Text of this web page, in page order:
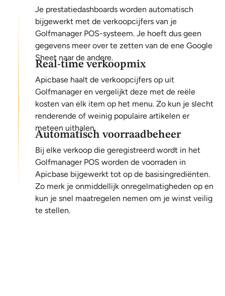
Je prestatiedashboards worden automatisch
bijgewerkt met de verkoopcijfers van je
Golfmanager POS-systeem. Je hoeft dus geen
gegevens meer over te zetten van de ene Google
Sheet naar de andere.
Real-time verkoopmix
Apicbase haalt de verkoopcijfers op uit
Golfmanager en vergelijkt deze met de reële
kosten van elk item op het menu. Zo kun je slecht
renderende of weinig populaire artikelen er
meteen uithalen.
Automatisch voorraadbeheer
Bij elke verkoop die geregistreerd wordt in het
Golfmanager POS worden de voorraden in
Apicbase bijgewerkt tot op de basisingrediënten.
Zo merk je onmiddellijk onregelmatigheden op en
kun je snel maatregelen nemen om je winst veilig
te stellen.